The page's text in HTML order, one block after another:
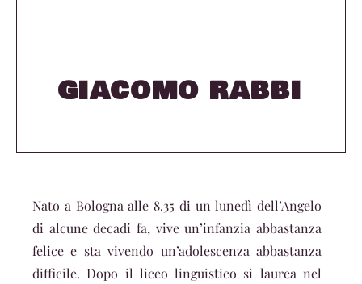
GIACOMO RABBI
Nato a Bologna alle 8.35 di un lunedì dell’Angelo
di alcune decadi fa, vive un’infanzia abbastanza
felice e sta vivendo un’adolescenza abbastanza
difficile. Dopo il liceo linguistico si laurea nel